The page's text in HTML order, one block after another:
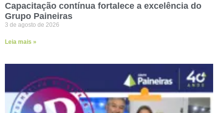
Capacitação contínua fortalece a excelência do
Grupo Paineiras
3 de agosto de 2026
Leia mais »